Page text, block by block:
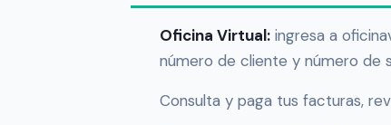
Oficina Virtual: ingresa a
número de cliente y número de
Consulta y paga tus facturas,